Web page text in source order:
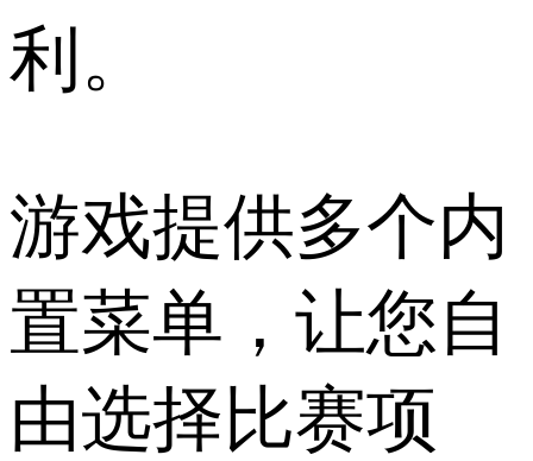
利。
游戏提供多个内
置菜单，让您自
由选择比赛项